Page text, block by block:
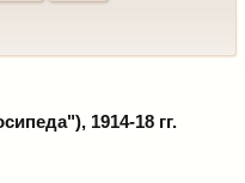
1914-18 гг.